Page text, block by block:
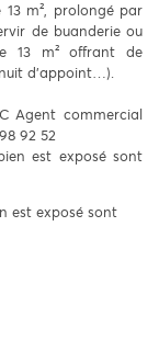
m², prolongé par
de buanderie ou
13 m² offrant de
d’appoint…).
Agent commercial
92 52
est exposé sont
est exposé sont